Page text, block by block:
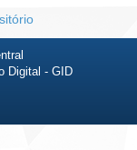
Digital - GID